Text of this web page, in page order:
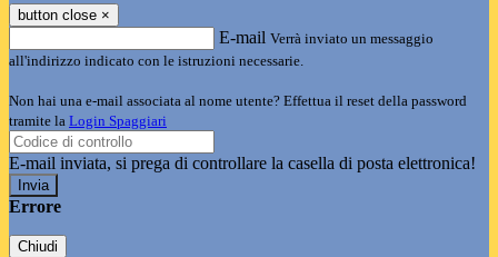
button close ×
E-mail Verrà inviato un messaggio
all'indirizzo indicato con le istruzioni necessarie.
Non hai una e-mail associata al nome utente? Effettua il reset della password
tramite la Login Spaggiari
E-mail inviata, si prega di controllare la casella di posta elettronica!
Errore
Chiudi